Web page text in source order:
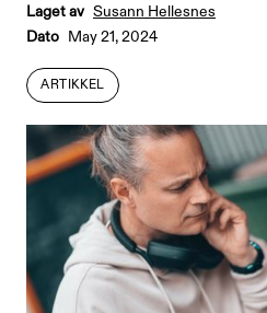
Laget av Susann Hellesnes
Dato May 21, 2024
ARTIKKEL
ARTIKKEL